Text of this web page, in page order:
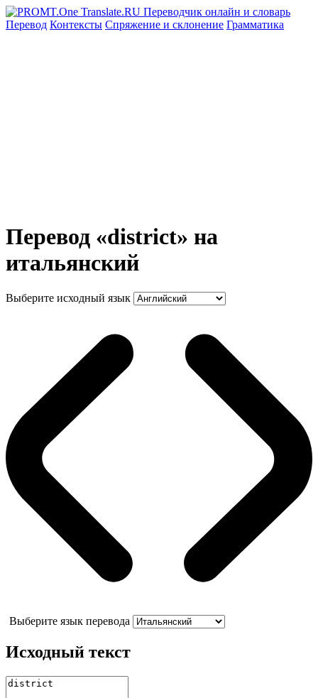
Перевод Контексты Спряжение и склонение Грамматика
Перевод «district» на
итальянский
Выберите исходный язык
Выберите язык перевода
Исходный текст